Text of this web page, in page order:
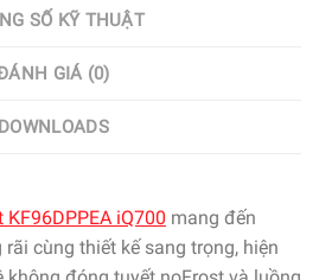
SỐ KỸ THUẬT
GIÁ (0)
DOWNLOADS
iQ700 mang đến
cùng thiết kế sang trọng, hiện